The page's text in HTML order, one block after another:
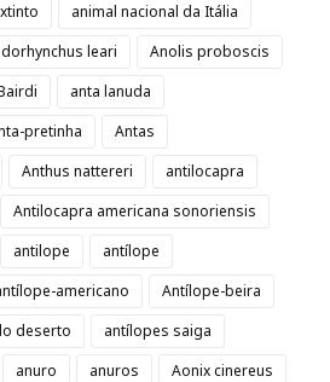
animal nacional da Itália
leari
Anolis proboscis
anta lanuda
pretinha
Antas
Anthus nattereri
antilocapra
Antilocapra americana sonoriensis
antilope
antílope
americano
Antílope-beira
deserto
antílopes saiga
anuro anuros
Aonix cinereus